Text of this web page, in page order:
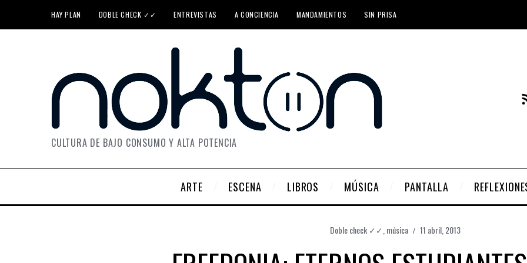
HAY PLAN DOBLE CHECK ✓✓ ENTREVISTAS A CONCIENCIA MANDAMIENTOS SIN PRISA
CULTURA DE BAJO CONSUMO Y ALTA POTENCIA
ARTE ESCENA LIBROS MÚSICA PANTALLA
Doble check ✓✓ música 11 abril, 2013